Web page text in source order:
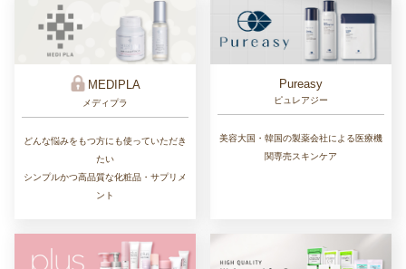
MEDIPLA
メディプラ
どんな悩みをもつ方にも使っていただき
たい
シンプルかつ高品質な化粧品・サプリメ
ント
Pureasy
ピュレアジー
美容大国・韓国の製薬会社による医療機
関専売スキンケア